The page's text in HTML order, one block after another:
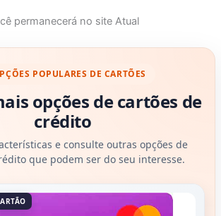
permanecerá no site Atual
POPULARES DE CARTÕES
opções de cartões de
crédito
e consulte outras opções de
que podem ser do seu interesse.